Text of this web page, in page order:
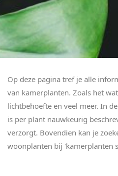
Op deze pagina tref je alle
van kamerplanten. Zoals het
lichtbehoefte en veel meer. In
is per plant nauwkeurig
verzorgt. Bovendien kan je
woonplanten bij 'kamerplanten